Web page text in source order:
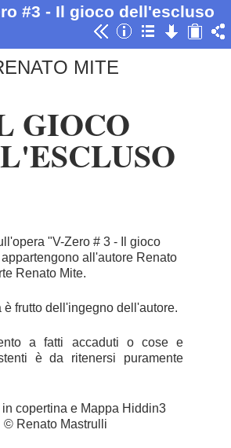
#3 - Il gioco dell'escluso
MITE
GIOCO
"V-Zero # 3 - Il gioco
all'autore Renato
Renato Mite.
è frutto dell'ingegno dell'autore.
a fatti accaduti o cose e
è da ritenersi puramente
in copertina e Mappa Hiddin3
© Renato Mastrulli